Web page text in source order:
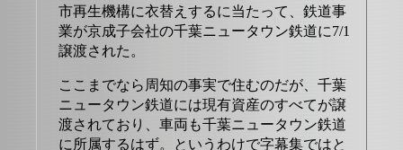
市再生機構に衣替えするに当たって、鉄道事
業が京成子会社の千葉ニュータウン鉄道に7/1
譲渡された。
ここまでなら周知の事実で住むのだが、千葉
ニュータウン鉄道には現有資産のすべてが譲
渡されており、車両も千葉ニュータウン鉄道
に所属するはず。というわけで字幕集ではと